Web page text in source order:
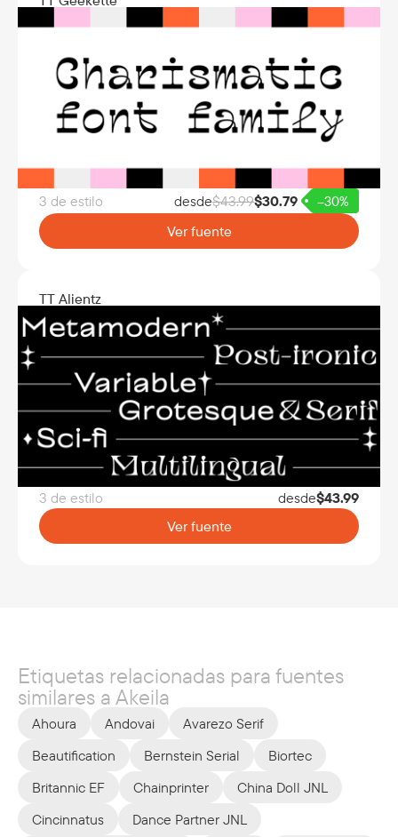
3 de estilo desde$43.99$30.79 –30%
Ver fuente
TT Alientz
3 de estilo desde$43.99
Ver fuente
Etiquetas relacionadas para fuentes
similares a Akeila
Ahoura Andovai
Avarezo Serif
Beautification
Bernstein Serial
Biortec
Britannic EF
Chainprinter
China Doll JNL
Cincinnatus
Dance Partner JNL